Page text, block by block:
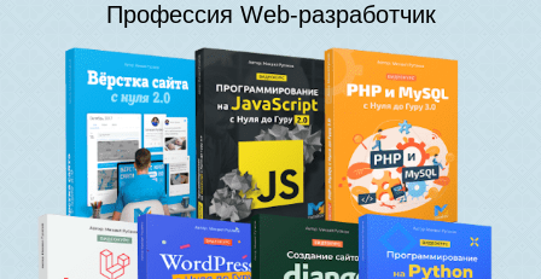
Профессия Web-разработчик